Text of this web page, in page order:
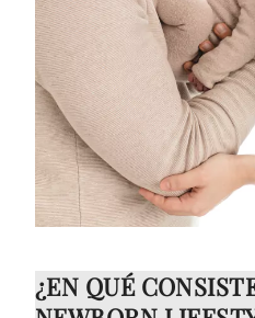
¿EN QUÉ